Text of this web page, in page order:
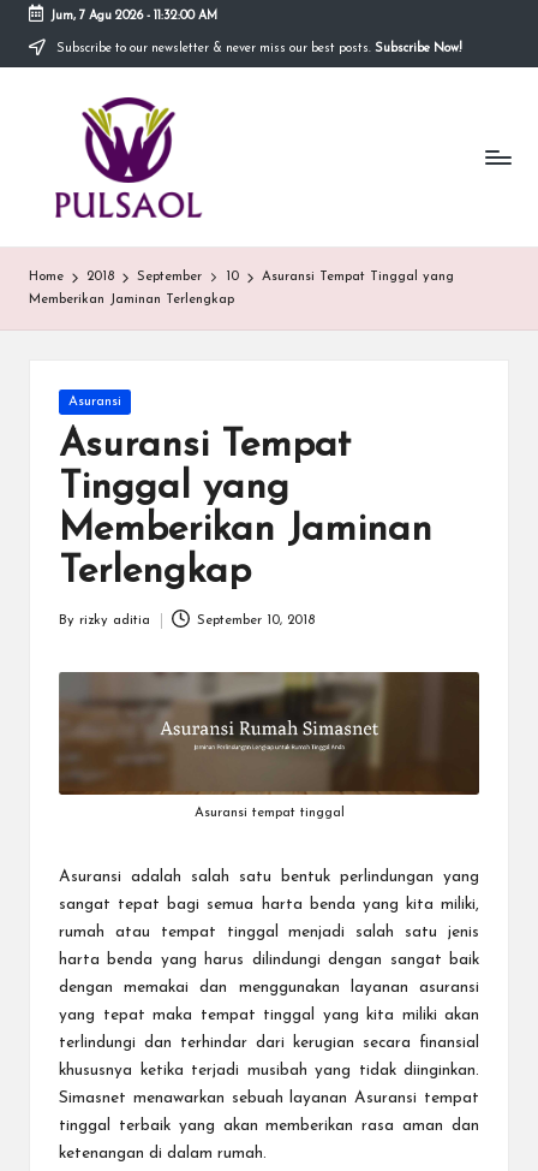
Skip
Jum, 7 Agu 2026- 11:32:00 AM
Subscribe to our newsletter & never miss our best posts. Subscribe Now!
m
a
si
menyediakan
informasi
yang
Home 2018 September 10
Asuransi Tempat Tinggal yang
Memberikan Jaminan Terlengkap
Posted
Asuransi
Asuransi Tempat
Tinggal yang
Memberikan Jaminan
Terlengkap
Posted
By rizky aditia September 10, 2018
Asuransi tempat tinggal
Asuransi adalah salah satu bentuk perlindungan yang
sangat tepat bagi semua harta benda yang kita miliki,
rumah atau tempat tinggal menjadi salah satu jenis
harta benda yang harus dilindungi dengan sangat baik
dengan memakai dan menggunakan layanan asuransi
yang tepat maka tempat tinggal yang kita miliki akan
terlindungi dan terhindar dari kerugian secara finansial
khususnya ketika terjadi musibah yang tidak diinginkan.
Simasnet menawarkan sebuah layananAsuransi tempat
tinggal
terbaik yang akan memberikan rasa aman dan
ketenangan di dalam rumah.